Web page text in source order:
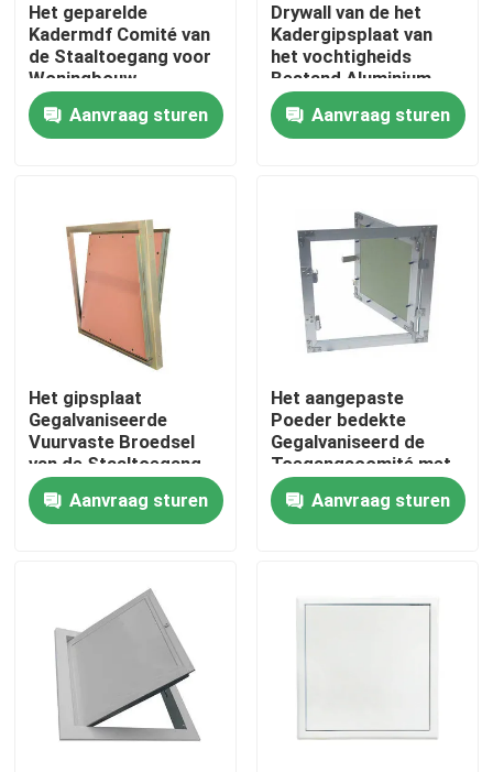
Huis
Ongeveer ons
Fabrieksreis
Kwaliteitscontrole
Contacteer ons
Het Comité van de aluminiumtoegang
Het Comité van de staaltoegang
Het geparelde
Kadermdf Comité van
de Staaltoegang voor
Woningbouw
Aanvraag sturen
Drywall van de het
Kadergipsplaat van
het vochtigheids
Bestand Aluminium
Comité
Aanvraag sturen
Het gipsplaat
Gegalvaniseerde
Vuurvaste Broedsel
van de Staaltoegang
Aanvraag sturen
Het aangepaste
Poeder bedekte
Gegalvaniseerd de
Toegangscomité met
een laag van het
Metaalplafond
Aanvraag sturen